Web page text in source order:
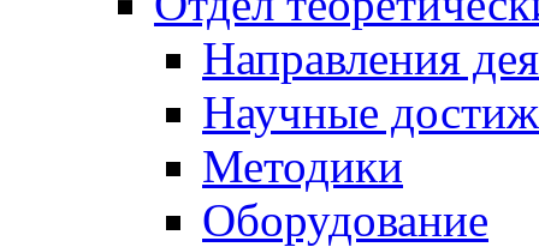
Направления
Научные
Методики
Оборудование